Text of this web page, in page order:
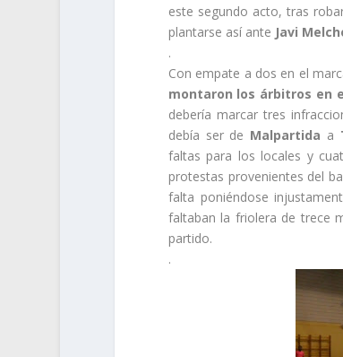
este segundo acto, tras
plantarse así ante Javi
.
Con empate a dos en el
montaron los árbitros en
debería marcar tres
debía ser de Malpartida a
faltas para los locales y
protestas provenientes del
falta poniéndose
faltaban la friolera de trece
partido.
.